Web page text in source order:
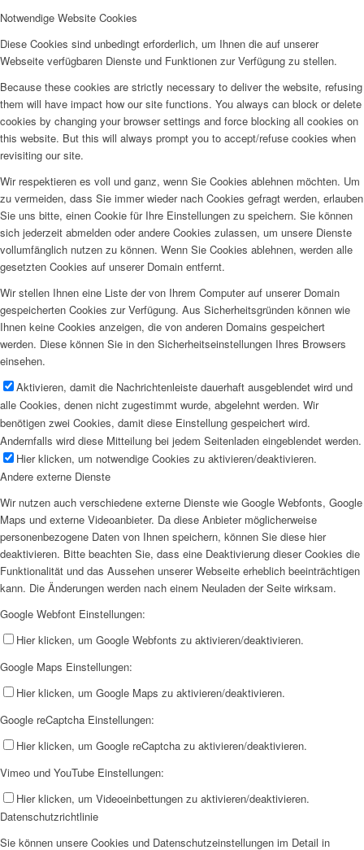
Notwendige Website Cookies
Diese Cookies sind unbedingt erforderlich, um Ihnen die auf unserer
Webseite verfügbaren Dienste und Funktionen zur Verfügung zu stellen.
Because these cookies are strictly necessary to deliver the website, refusing
them will have impact how our site functions. You always can block or delete
cookies by changing your browser settings and force blocking all cookies on
this website. But this will always prompt you to accept/refuse cookies when
revisiting our site.
Wir respektieren es voll und ganz, wenn Sie Cookies ablehnen möchten. Um
zu vermeiden, dass Sie immer wieder nach Cookies gefragt werden, erlauben
Sie uns bitte, einen Cookie für Ihre Einstellungen zu speichern. Sie können
sich jederzeit abmelden oder andere Cookies zulassen, um unsere Dienste
vollumfänglich nutzen zu können. Wenn Sie Cookies ablehnen, werden alle
gesetzten Cookies auf unserer Domain entfernt.
Wir stellen Ihnen eine Liste der von Ihrem Computer auf unserer Domain
gespeicherten Cookies zur Verfügung. Aus Sicherheitsgründen können wie
Ihnen keine Cookies anzeigen, die von anderen Domains gespeichert
werden. Diese können Sie in den Sicherheitseinstellungen Ihres Browsers
einsehen.
Aktivieren, damit die Nachrichtenleiste dauerhaft ausgeblendet wird und
alle Cookies, denen nicht zugestimmt wurde, abgelehnt werden. Wir
benötigen zwei Cookies, damit diese Einstellung gespeichert wird.
Andernfalls wird diese Mitteilung bei jedem Seitenladen eingeblendet werden.
Hier klicken, um notwendige Cookies zu aktivieren/deaktivieren.
Andere externe Dienste
Wir nutzen auch verschiedene externe Dienste wie Google Webfonts, Google
Maps und externe Videoanbieter. Da diese Anbieter möglicherweise
personenbezogene Daten von Ihnen speichern, können Sie diese hier
deaktivieren. Bitte beachten Sie, dass eine Deaktivierung dieser Cookies die
Funktionalität und das Aussehen unserer Webseite erheblich beeinträchtigen
kann. Die Änderungen werden nach einem Neuladen der Seite wirksam.
Google Webfont Einstellungen:
Hier klicken, um Google Webfonts zu aktivieren/deaktivieren.
Google Maps Einstellungen:
Hier klicken, um Google Maps zu aktivieren/deaktivieren.
Google reCaptcha Einstellungen:
Hier klicken, um Google reCaptcha zu aktivieren/deaktivieren.
Vimeo und YouTube Einstellungen:
Hier klicken, um Videoeinbettungen zu aktivieren/deaktivieren.
Datenschutzrichtlinie
Sie können unsere Cookies und Datenschutzeinstellungen im Detail in